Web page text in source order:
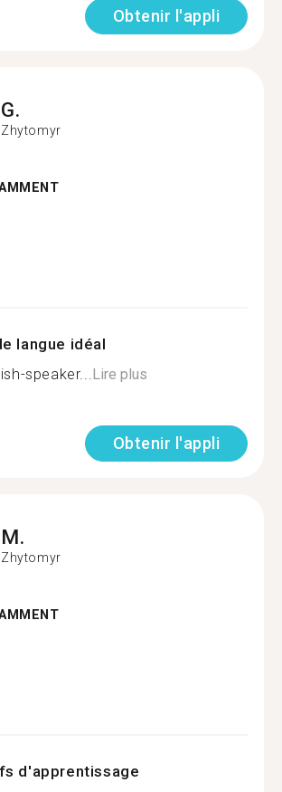
Obtenir l'appli
G.
Zhytomyr
langue idéal
speaker...Lire plus
Obtenir l'appli
M.
Zhytomyr
d'apprentissage